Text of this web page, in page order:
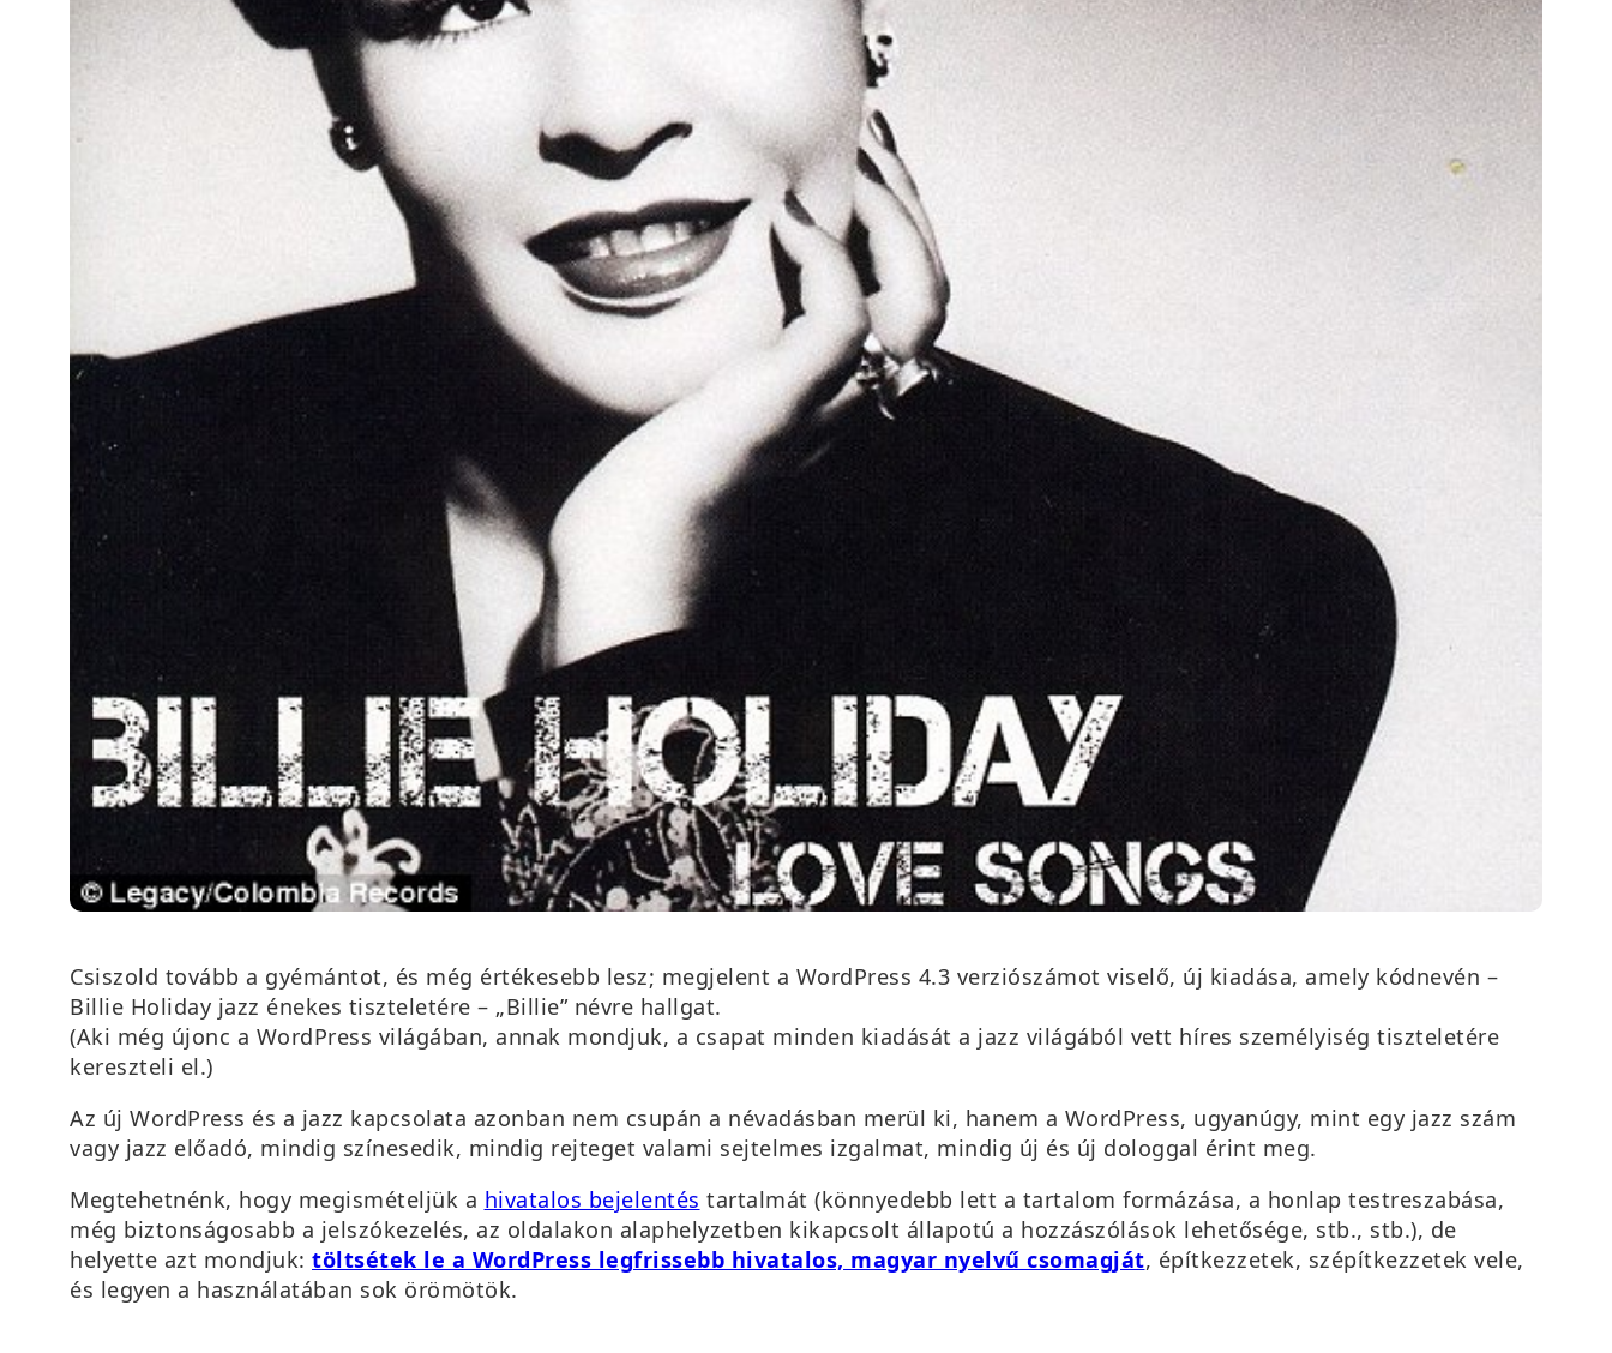
Csiszold tovább a gyémántot, és még értékesebb lesz; megjelent a WordPress 4.3 verziószámot viselő, új kiadása, amely kódnevén –
Billie Holiday jazz énekes tiszteletére – „Billie” névre hallgat.
(Aki még újonc a WordPress világában, annak mondjuk, a csapat minden kiadását a jazz világából vett híres személyiség tiszteletére
kereszteli el.)
Az új WordPress és a jazz kapcsolata azonban nem csupán a névadásban merül ki, hanem a WordPress, ugyanúgy, mint egy jazz szám
vagy jazz előadó, mindig színesedik, mindig rejteget valami sejtelmes izgalmat, mindig új és új dologgal érint meg.
Megtehetnénk, hogy megismételjük a hivatalos bejelentés tartalmát (könnyedebb lett a tartalom formázása, a honlap testreszabása,
még biztonságosabb a jelszókezelés, az oldalakon alaphelyzetben kikapcsolt állapotú a hozzászólások lehetősége, stb., stb.), de
helyette azt mondjuk: töltsétek le a WordPress legfrissebb hivatalos, magyar nyelvű csomagját, építkezzetek, szépítkezzetek vele,
és legyen a használatában sok örömötök.